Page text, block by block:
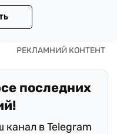
последних
в Telegram